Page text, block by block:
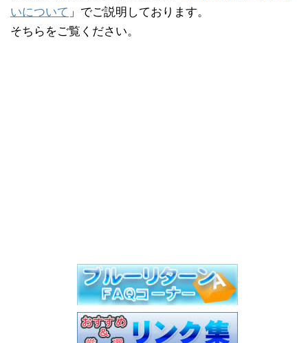
いについて 」でご説明しております。
そちらをご覧ください。